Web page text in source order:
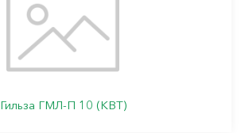
Гильза ГМЛ-П 10 (КВТ)